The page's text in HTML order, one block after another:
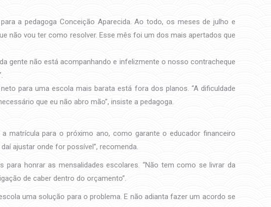
a pedagoga Conceição Aparecida. Ao todo, os meses de julho e
não vou ter como resolver. Esse mês foi um dos mais apertados que
gente não está acompanhando e infelizmente o nosso contracheque
para uma escola mais barata está fora dos planos. “A dificuldade
que eu não abro mão”, insiste a pedagoga.
matrícula para o próximo ano, como garante o educador financeiro
ajustar onde for possível”, recomenda.
honrar as mensalidades escolares. “Não tem como se livrar da
de caber dentro do orçamento”.
uma solução para o problema. E não adianta fazer um acordo se